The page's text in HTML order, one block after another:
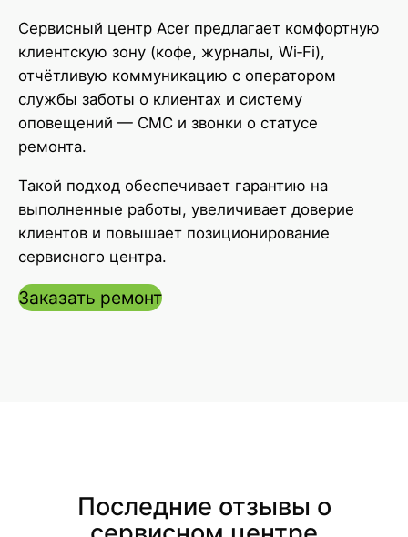
Сервисный центр Acer предлагает комфортную
клиентскую зону (кофе, журналы, Wi‑Fi),
отчётливую коммуникацию с оператором
службы заботы о клиентах и систему
оповещений — СМС и звонки о статусе
ремонта.
Такой подход обеспечивает гарантию на
выполненные работы, увеличивает доверие
клиентов и повышает позиционирование
сервисного центра.
Заказать ремонт
Последние отзывы о